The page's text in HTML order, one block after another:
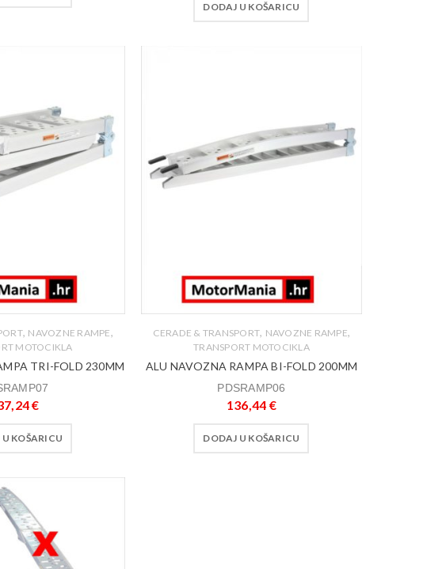
DODAJ U KOŠARICU
, NAVOZNE RAMPE,
MOTOCIKLA
TRI-FOLD 230MM
€
KOŠARICU
CERADE & TRANSPORT, NAVOZNE RAMPE,
TRANSPORT MOTOCIKLA
ALU NAVOZNA RAMPA BI-FOLD 200MM
PDSRAMP06
136,44 €
DODAJ U KOŠARICU